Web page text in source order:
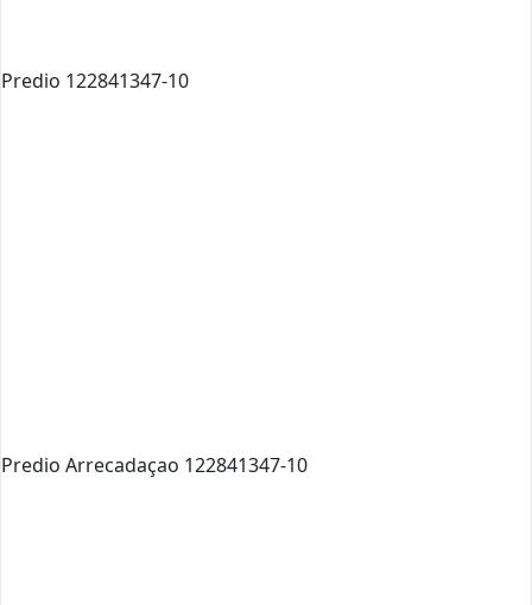
Predio 122841347-10
Predio Arrecadaçao 122841347-10